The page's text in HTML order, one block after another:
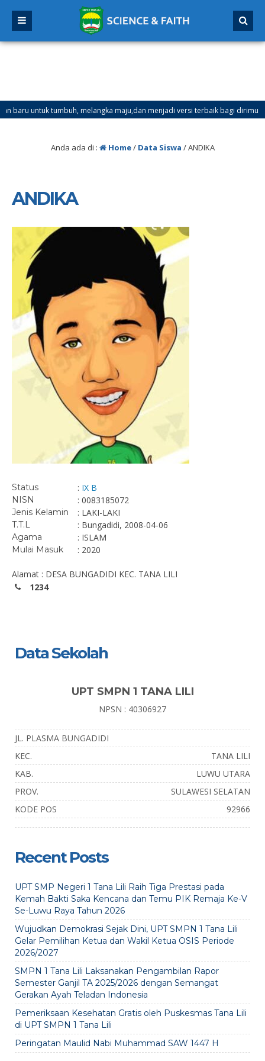
untuk tumbuh, melangka maju,dan menjadi versi terbaik bagi dirimu.
Mulai Tanggal 21 Desember 2025 sd Tanggal 4 Januari 2026
Anda ada di : Home/ Data Siswa /ANDIKA
ANDIKA
Status : IX B
NISN : 0083185072
Jenis Kelamin : LAKI-LAKI
T.T.L : Bungadidi, 2008-04-06
Agama : ISLAM
Mulai Masuk : 2020
Alamat : DESA BUNGADIDI KEC. TANA LILI
1234
Data Sekolah
UPT SMPN 1 TANA LILI
NPSN : 40306927
JL. PLASMA BUNGADIDI
KEC.
TANA LILI
KAB.
LUWU UTARA
PROV.
SULAWESI SELATAN
KODE POS
92966
Recent Posts
UPT SMP Negeri 1 Tana Lili Raih Tiga Prestasi pada
Kemah Bakti Saka Kencana dan Temu PIK Remaja Ke-V
Se-Luwu Raya Tahun 2026
Wujudkan Demokrasi Sejak Dini, UPT SMPN 1 Tana Lili
Gelar Pemilihan Ketua dan Wakil Ketua OSIS Periode
2026/2027
SMPN 1 Tana Lili Laksanakan Pengambilan Rapor
Semester Ganjil TA 2025/2026 dengan Semangat
Gerakan Ayah Teladan Indonesia
Pemeriksaan Kesehatan Gratis oleh Puskesmas Tana Lili
di UPT SMPN 1 Tana Lili
Peringatan Maulid Nabi Muhammad SAW 1447 H